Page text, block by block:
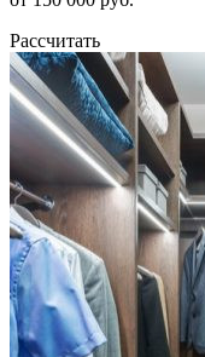
Рассчитать